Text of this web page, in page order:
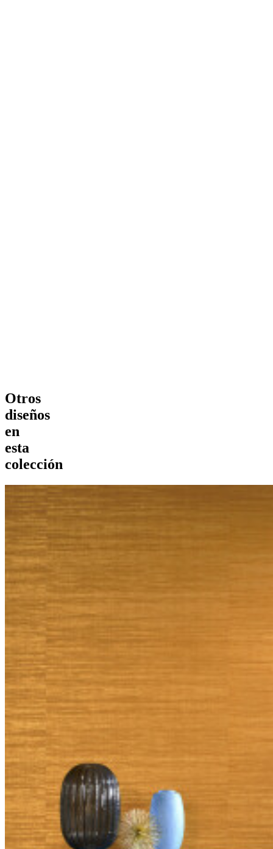
Otros
diseños
en
esta
colección